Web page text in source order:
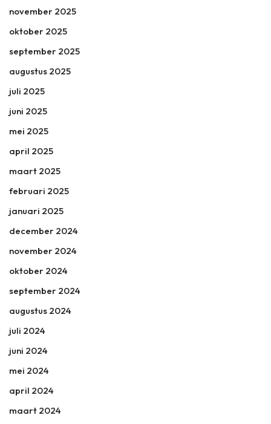
november 2025
oktober 2025
september 2025
augustus 2025
juli 2025
juni 2025
mei 2025
april 2025
maart 2025
februari 2025
januari 2025
december 2024
november 2024
oktober 2024
september 2024
augustus 2024
juli 2024
juni 2024
mei 2024
april 2024
maart 2024